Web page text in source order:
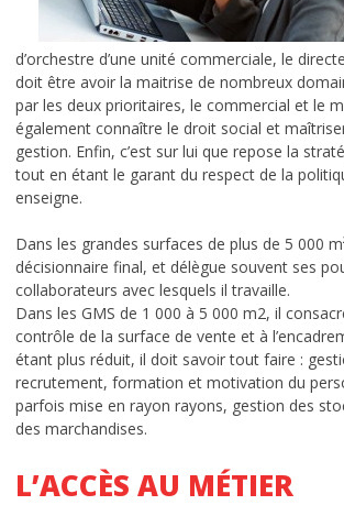
d’orchestre d’une unité commerciale, le
doit être avoir la maitrise de nombreux
par les deux prioritaires, le commercial et le
également connaître le droit social et
gestion. Enfin, c’est sur lui que repose la
tout en étant le garant du respect de la
enseigne.
Dans les grandes surfaces de plus de 5 000
décisionnaire final, et délègue souvent ses
collaborateurs avec lesquels il travaille.
Dans les GMS de 1 000 à 5 000 m2, il
contrôle de la surface de vente et à
étant plus réduit, il doit savoir tout faire :
recrutement, formation et motivation du
parfois mise en rayon rayons, gestion des
des marchandises.
L’ACCÈS AU MÉTIER
Ecole à forte personnalité
Que deviennent-ils après
Chiffres clés d’Idelca
Témoignages
Le cadre
Les news du BDE
INFORMATIONS
Admission à l’école
Alternance ou initial ?
Parcours École de